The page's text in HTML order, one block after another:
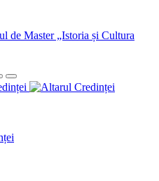
de Master „Istoria și Cultura